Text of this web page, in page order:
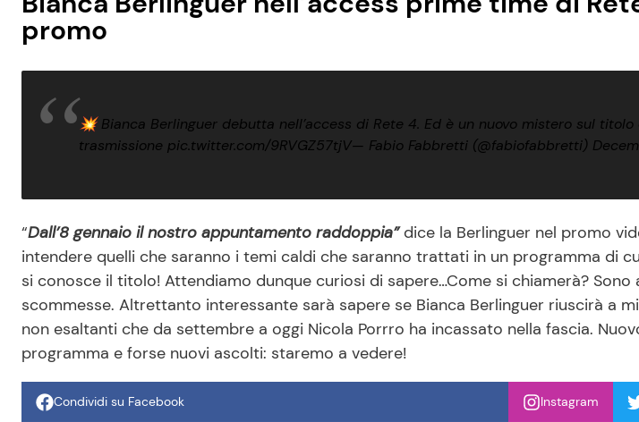
promo
💥 Bianca Berlinguer debutta nell’access di Rete 4. Ed è un nuovo mistero sul titolo
trasmissione pic.twitter.com/9RVGZ57tjV— Fabio Fabbretti (@fabiofabbretti)
“Dall’8 gennaio il nostro appuntamento raddoppia”dice la Berlinguer nel promo
intendere quelli che saranno i temi caldi che saranno trattati in un programma di
si conosce il titolo! Attendiamo dunque curiosi di sapere…Come si chiamerà? Sono
scommesse. Altrettanto interessante sarà sapere se Bianca Berlinguer riuscirà a
non esaltanti che da settembre a oggi Nicola Porrro ha incassato nella fascia.
programma e forse nuovi ascolti: staremo a vedere!
Condividi su Facebook Instagram